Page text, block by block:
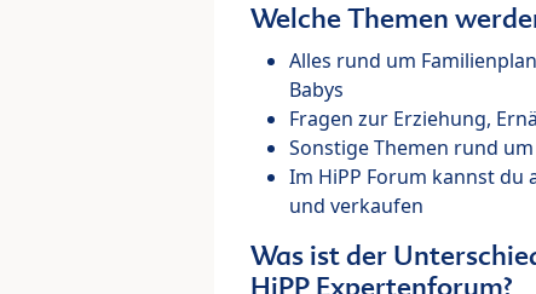
Welche Themen
Alles rund um
Babys
Fragen zur Erziehung,
Sonstige Themen rund
Im HiPP Forum kannst du
und verkaufen
Was ist der
HiPP Expertenforum?